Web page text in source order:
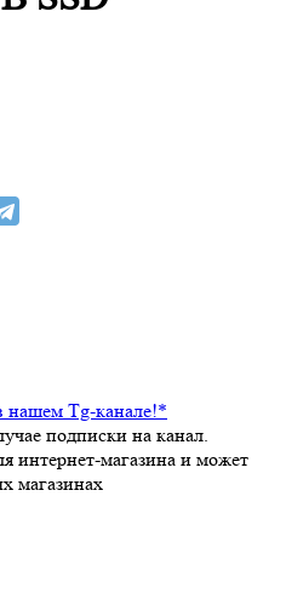
нашем Tg-канале!*
подписки на канал.
интернет-магазина и может
магазинах